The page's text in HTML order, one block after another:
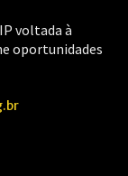
voltada à
oportunidades